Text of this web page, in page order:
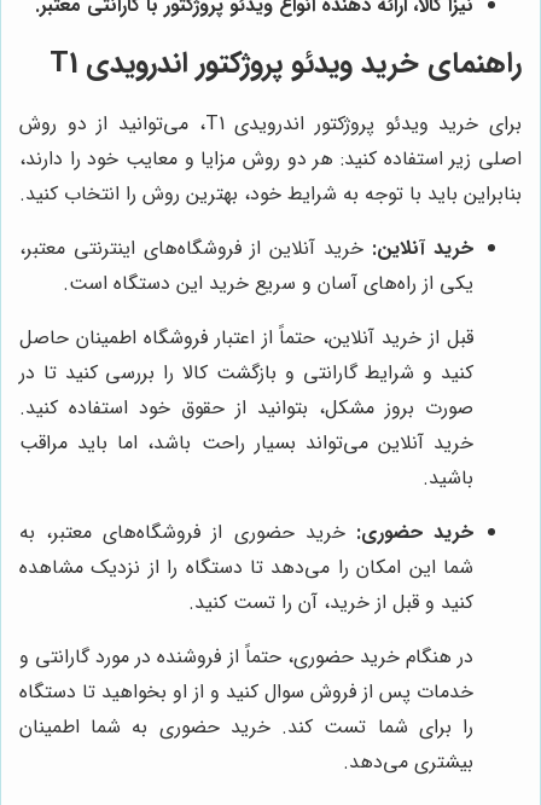
راهنمای خرید ویدئو پروژکتور اندرویدی T1
برای خرید ویدئو پروژکتور اندرویدی T1، می‌توانید از دو روش
اصلی زیر استفاده کنید: هر دو روش مزایا و معایب خود را دارند،
بنابراین باید با توجه به شرایط خود، بهترین روش را انتخاب کنید.
خرید آنلاین: خرید آنلاین از فروشگاه‌های اینترنتی معتبر،
یکی از راه‌های آسان و سریع خرید این دستگاه است.
قبل از خرید آنلاین، حتماً از اعتبار فروشگاه اطمینان حاصل
کنید و شرایط گارانتی و بازگشت کالا را بررسی کنید تا در
صورت بروز مشکل، بتوانید از حقوق خود استفاده کنید.
خرید آنلاین می‌تواند بسیار راحت باشد، اما باید مراقب
باشید.
خرید حضوری: خرید حضوری از فروشگاه‌های معتبر، به
شما این امکان را می‌دهد تا دستگاه را از نزدیک مشاهده
کنید و قبل از خرید، آن را تست کنید.
در هنگام خرید حضوری، حتماً از فروشنده در مورد گارانتی و
خدمات پس از فروش سوال کنید و از او بخواهید تا دستگاه
را برای شما تست کند. خرید حضوری به شما اطمینان
بیشتری می‌دهد.